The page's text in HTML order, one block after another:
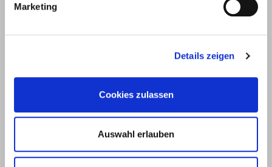
Marketing
Details zeigen
Cookies zulassen
Auswahl erlauben
Products
Timber engineering
Wood construction screws
Dry construction
Roof and facade
Service
Deck software
Solar Planner
Approvals
Inquiry form